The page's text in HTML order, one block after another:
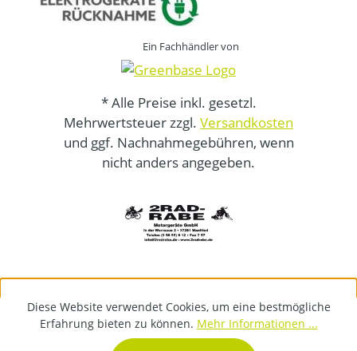
Ein Fachhändler von
* Alle Preise inkl. gesetzl.
Mehrwertsteuer zzgl. Versandkosten
und ggf. Nachnahmegebühren, wenn
nicht anders angegeben.
Diese Website verwendet Cookies, um eine bestmögliche
Erfahrung bieten zu können. Mehr Informationen ...